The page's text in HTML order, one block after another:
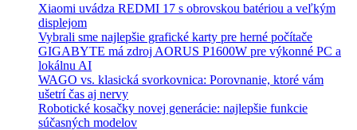
Xiaomi uvádza REDMI 17 s obrovskou batériou a veľkým
displejom
Vybrali sme najlepšie grafické karty pre herné počítače
GIGABYTE má zdroj AORUS P1600W pre výkonné PC a
lokálnu AI
WAGO vs. klasická svorkovnica: Porovnanie, ktoré vám
ušetrí čas aj nervy
Robotické kosačky novej generácie: najlepšie funkcie
súčasných modelov